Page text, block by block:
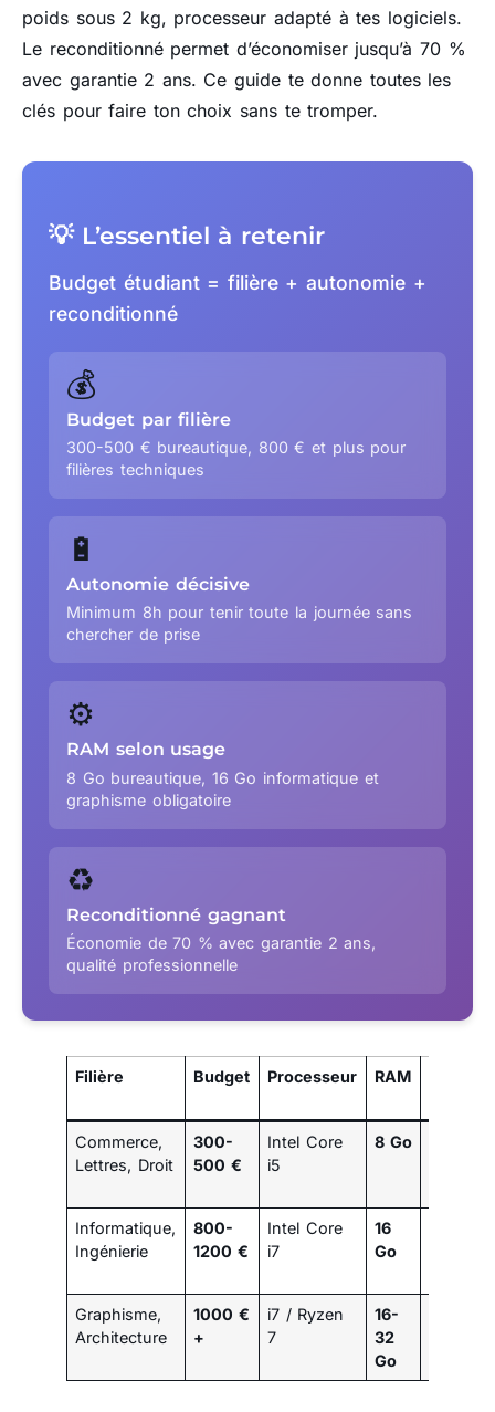
poids sous 2 kg, processeur adapté à tes logiciels.
Le reconditionné permet d’économiser jusqu’à 70 %
avec garantie 2 ans. Ce guide te donne toutes les
clés pour faire ton choix sans te tromper.
💡 L’essentiel à retenir
Budget étudiant = filière + autonomie +
reconditionné
💰
Budget par filière
300-500 € bureautique, 800 € et plus pour
filières techniques
🔋
Autonomie décisive
Minimum 8h pour tenir toute la journée sans
chercher de prise
⚙️
RAM selon usage
8 Go bureautique, 16 Go informatique et
graphisme obligatoire
♻️
Reconditionné gagnant
Économie de 70 % avec garantie 2 ans,
qualité professionnelle
Filière Budget Processeur RAM
Commerce,
Lettres, Droit
300-
500 €
Intel Core
i5
8 Go
Informatique,
Ingénierie
800-
1200 €
Intel Core
i7
16
Go
Graphisme,
Architecture
1000 €
+
i7 / Ryzen
7
16-
32
Go